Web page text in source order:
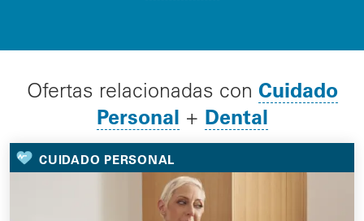
Ofertas relacionadas con Cuidado
Personal + Dental
CUIDADO PERSONAL